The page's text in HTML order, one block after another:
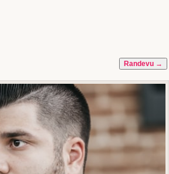
Randevu →